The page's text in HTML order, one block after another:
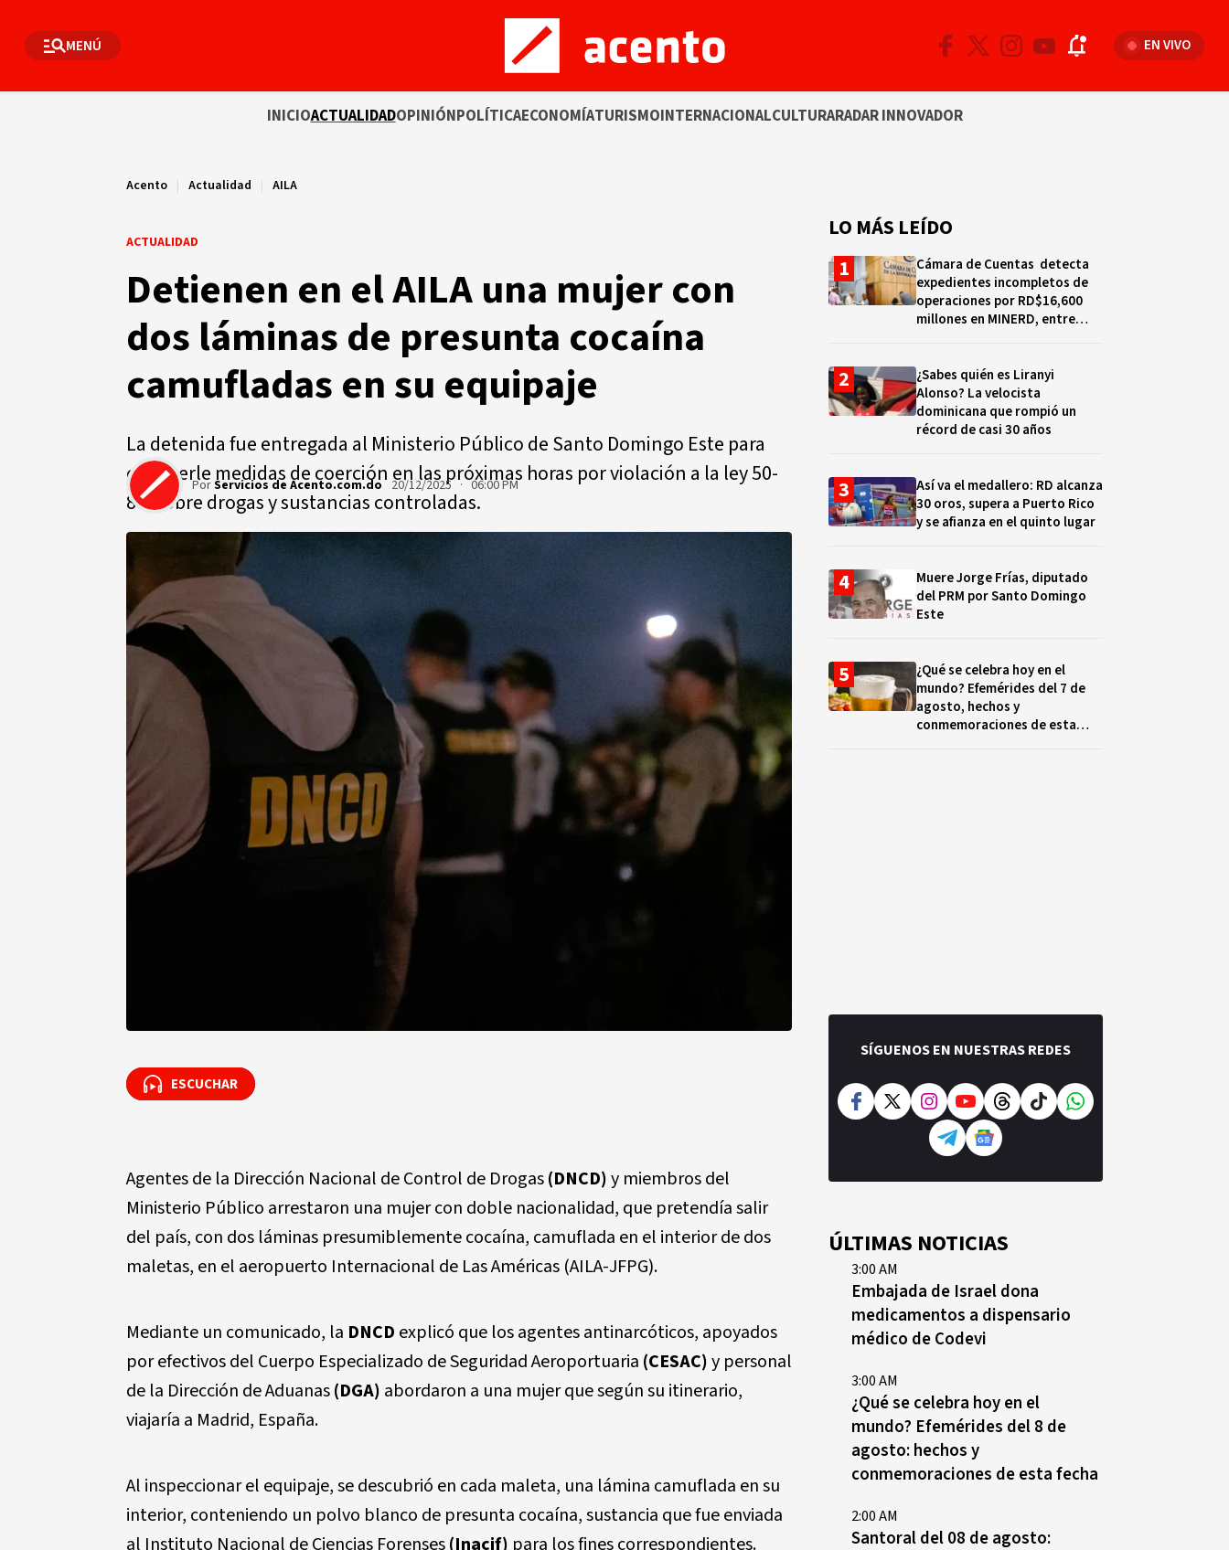
MENÚ EN VIVO
INICIOACTUALIDADOPINIÓNPOLÍTICAECONOMÍATURISMOINTERNACIONALCULTURARADAR INNOVADOR
Acento | Actualidad | AILA
ACTUALIDAD
Detienen en el AILA una mujer con
dos láminas de presunta cocaína
camufladas en su equipaje
La detenida fue entregada al Ministerio Público de Santo Domingo Este para
conocerle medidas de coerción en las próximas horas por violación a la ley 50-
88, sobre drogas y sustancias controladas.
PorServicios de Acento.com.do 20/12/2025 · 06:00 PM
ESCUCHAR
ESCUCHAR
Agentes de la Dirección Nacional de Control de Drogas(DNCD)y miembros del
Ministerio Público arrestaron una mujer con doble nacionalidad, que pretendía salir
del país, con dos láminas presumiblemente cocaína, camuflada en el interior de dos
maletas, en el aeropuerto Internacional de Las Américas (AILA-JFPG).
Mediante un comunicado, la DNCD explicó que los agentes antinarcóticos, apoyados
por efectivos del Cuerpo Especializado de Seguridad Aeroportuaria (CESAC)y personal
de la Dirección de Aduanas(DGA) abordaron a una mujer que según su itinerario,
viajaría a Madrid, España.
Al inspeccionar el equipaje, se descubrió en cada maleta, una lámina camuflada en su
interior, conteniendo un polvo blanco de presunta cocaína, sustancia que fue enviada
al Instituto Nacional de Ciencias Forenses(Inacif) para los fines correspondientes.
LO MÁS LEÍDO
Cámara de Cuentas detecta
expedientes incompletos de
operaciones por RD$16,600
millones en MINERD, entre
¿Sabes quién es Liranyi
Alonso? La velocista
dominicana que rompió un
récord de casi 30 años
Así va el medallero: RD alcanza
30 oros, supera a Puerto Rico
y se afianza en el quinto lugar
Muere Jorge Frías, diputado
del PRM por Santo Domingo
Este
¿Qué se celebra hoy en el
mundo? Efemérides del 7 de
agosto, hechos y
conmemoraciones de esta
SÍGUENOS EN NUESTRAS REDES
ÚLTIMAS NOTICIAS
3:00 AM
Embajada de Israel dona
medicamentos a dispensario
médico de Codevi
3:00 AM
¿Qué se celebra hoy en el
mundo? Efemérides del 8 de
agosto: hechos y
conmemoraciones de esta fecha
2:00 AM
Santoral del 08 de agosto: